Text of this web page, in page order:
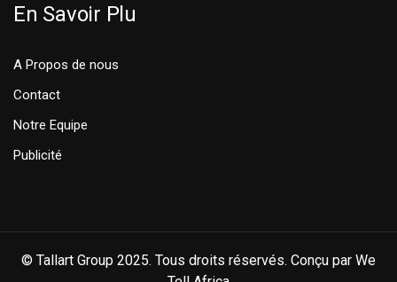
En Savoir Plu
A Propos de nous
Contact
Notre Equipe
Publicité
© Tallart Group 2025. Tous droits réservés. Conçu par We